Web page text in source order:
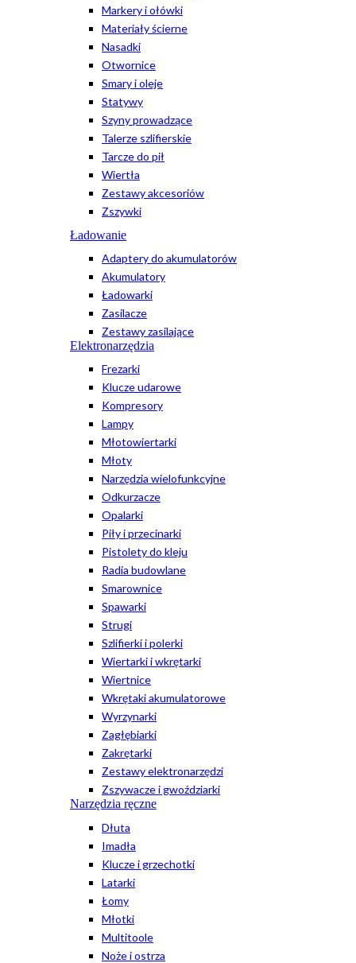
Markery i ołówki
Materiały ścierne
Nasadki
Otwornice
Smary i oleje
Statywy
Szyny prowadzące
Talerze szlifierskie
Tarcze do pił
Wiertła
Zestawy akcesoriów
Zszywki
Ładowanie
Adaptery do akumulatorów
Akumulatory
Ładowarki
Zasilacze
Zestawy zasilające
Elektronarzędzia
Frezarki
Klucze udarowe
Kompresory
Lampy
Młotowiertarki
Młoty
Narzędzia wielofunkcyjne
Odkurzacze
Opalarki
Piły i przecinarki
Pistolety do kleju
Radia budowlane
Smarownice
Spawarki
Strugi
Szlifierki i polerki
Wiertarki i wkrętarki
Wiertnice
Wkrętaki akumulatorowe
Wyrzynarki
Zagłębiarki
Zakrętarki
Zestawy elektronarzędzi
Zszywacze i gwoździarki
Narzędzia ręczne
Dłuta
Imadła
Klucze i grzechotki
Latarki
Łomy
Młotki
Multitoole
Noże i ostrza